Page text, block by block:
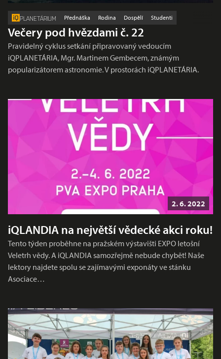
PLANETÁRIUM Přednáška Rodina Dospělí Studenti
Večery pod hvězdami č. 22
Pravidelný cyklus setkání připravovaný vedoucím
iQPLANETÁRIA, Mgr. Martinem Gembecem, známým
popularizátorem astronomie. V prostorách iQPLANETÁRIA.
2. 6. 2022
iQLANDIA na největší vědecké akci roku!
Tento týden proběhne na pražském výstavišti EXPO letošní
Veletrh vědy. A iQLANDIA samozřejmě nebude chybět! Naše
lektory najdete spolu se zajímavými exponáty ve stánku
Asociace…